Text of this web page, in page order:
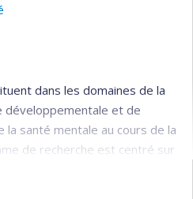
dans les domaines de la
développementale et de
la santé mentale au cours de la
de recherche est centré sur
intergénérationnelle
pour les problèmes de